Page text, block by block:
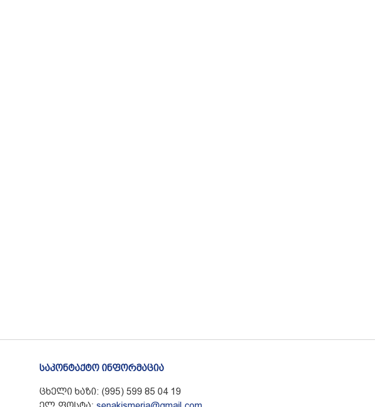
საკონტაქტო ინფორმაცია
ცხელი ხაზი: (995) 599 85 04 19